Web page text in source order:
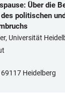
Über die
politischen
Universität
Heidelberg